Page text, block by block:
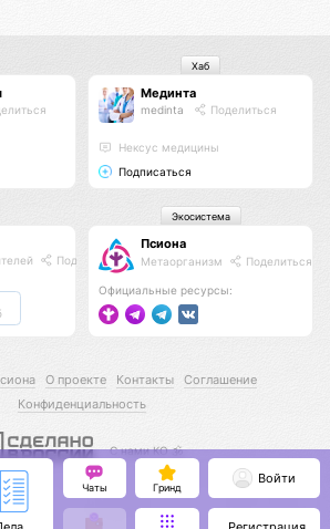
Мединта
medinta Поделиться
Нексус медицины
Подписаться
Хаб
Поделиться
Псиона
Метаорганизм Поделиться
Официальные ресурсы:
Экосистема
О проекте Контакты
Соглашение
Конфиденциальность
С нами КО 🕉️
Чаты Гринд
Войти